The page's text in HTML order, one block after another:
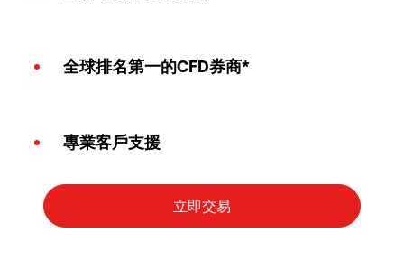
全球排名第一的CFD券商*
專業客戶支援